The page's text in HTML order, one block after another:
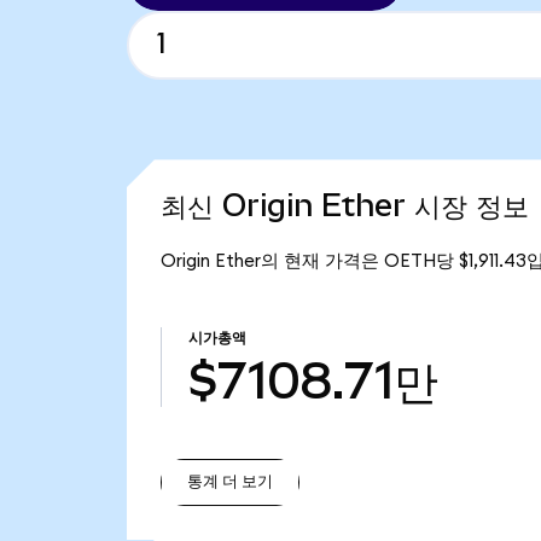
최신 Origin Ether 시장 정보
Origin Ether의 현재 가격은 OETH당
시가총액
$7108.71만
통계 더 보기